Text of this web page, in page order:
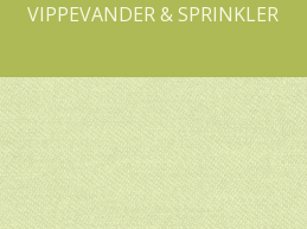
VIPPEVANDER & SPRINKLER